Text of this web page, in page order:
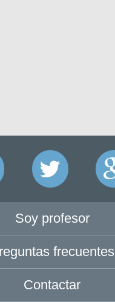
Soy profesor
frecuentes
Contactar